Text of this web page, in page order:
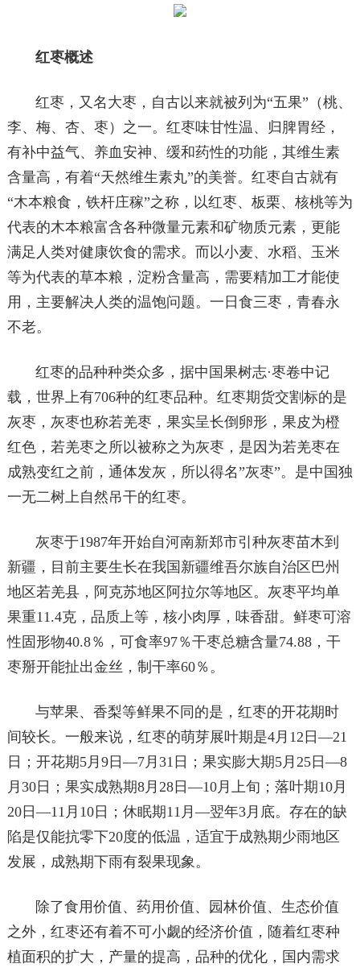
红枣概述
红枣，又名大枣，自古以来就被列为“五果”（桃、
李、梅、杏、枣）之一。红枣味甘性温、归脾胃经，
有补中益气、养血安神、缓和药性的功能，其维生素
含量高，有着“天然维生素丸”的美誉。红枣自古就有
“木本粮食，铁杆庄稼”之称，以红枣、板栗、核桃等为
代表的木本粮富含各种微量元素和矿物质元素，更能
满足人类对健康饮食的需求。而以小麦、水稻、玉米
等为代表的草本粮，淀粉含量高，需要精加工才能使
用，主要解决人类的温饱问题。一日食三枣，青春永
不老。
红枣的品种种类众多，据中国果树志·枣卷中记
载，世界上有706种的红枣品种。红枣期货交割标的是
灰枣，灰枣也称若羌枣，果实呈长倒卵形，果皮为橙
红色，若羌枣之所以被称之为灰枣，是因为若羌枣在
成熟变红之前，通体发灰，所以得名”灰枣”。是中国独
一无二树上自然吊干的红枣。
灰枣于1987年开始自河南新郑市引种灰枣苗木到
新疆，目前主要生长在我国新疆维吾尔族自治区巴州
地区若羌县，阿克苏地区阿拉尔等地区。灰枣平均单
果重11.4克，品质上等，核小肉厚，味香甜。鲜枣可溶
性固形物40.8％，可食率97％干枣总糖含量74.88，干
枣掰开能扯出金丝，制干率60％。
与苹果、香梨等鲜果不同的是，红枣的开花期时
间较长。一般来说，红枣的萌芽展叶期是4月12日—21
日；开花期5月9日—7月31日；果实膨大期5月25日—8
月30日；果实成熟期8月28日—10月上旬；落叶期10月
20日—11月10日；休眠期11月—翌年3月底。存在的缺
陷是仅能抗零下20度的低温，适宜于成熟期少雨地区
发展，成熟期下雨有裂果现象。
除了食用价值、药用价值、园林价值、生态价值
之外，红枣还有着不可小觑的经济价值，随着红枣种
植面积的扩大，产量的提高，品种的优化，国内需求